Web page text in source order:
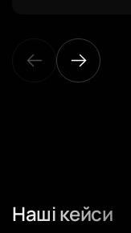
Наші кейси